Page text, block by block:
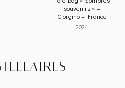
souvenirs » –
Giorgino – France
2024